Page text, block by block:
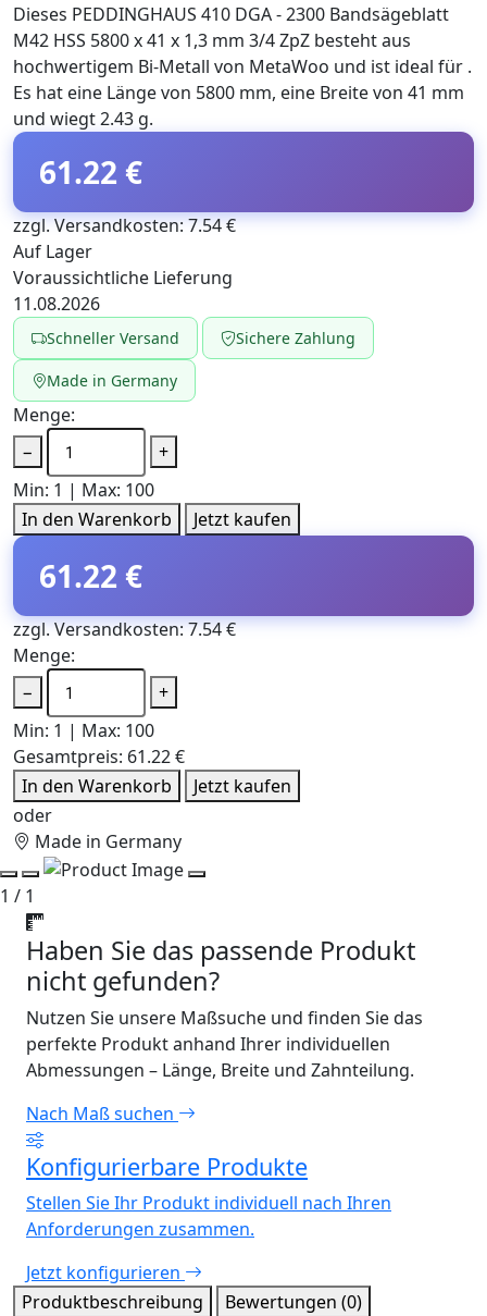
Dieses PEDDINGHAUS 410 DGA - 2300 Bandsägeblatt
M42 HSS 5800 x 41 x 1,3 mm 3/4 ZpZ besteht aus
hochwertigem Bi-Metall von MetaWoo und ist ideal für .
Es hat eine Länge von 5800 mm, eine Breite von 41 mm
und wiegt 2.43 g.
61.22 €
zzgl. Versandkosten: 7.54 €
Auf Lager
Voraussichtliche Lieferung
11.08.2026
Schneller Versand Sichere Zahlung
Made in Germany
Menge:
−
+
Min: 1 | Max: 100
In den Warenkorb
Jetzt kaufen
61.22 €
zzgl. Versandkosten: 7.54 €
Menge:
−
+
Min: 1 | Max: 100
Gesamtpreis: 61.22 €
In den Warenkorb
Jetzt kaufen
oder
Made in Germany
1 / 1
Haben Sie das passende Produkt
nicht gefunden?
Nutzen Sie unsere Maßsuche und finden Sie das
perfekte Produkt anhand Ihrer individuellen
Abmessungen – Länge, Breite und Zahnteilung.
Nach Maß suchen
Konfigurierbare Produkte
Stellen Sie Ihr Produkt individuell nach Ihren
Anforderungen zusammen.
Jetzt konfigurieren
Produktbeschreibung
Bewertungen (0)